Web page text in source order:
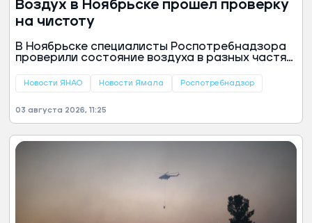
Воздух в Ноябрьске прошел проверку
на чистоту
В Ноябрьске специалисты Роспотребнадзора
проверили состояние воздуха в разных частях
востоке и в центре муниципалитета, чтобы
Ноябрьска.
Новости ЯНАО Новости Ямала Роспотребнадзор
03 августа 2026, 11:25